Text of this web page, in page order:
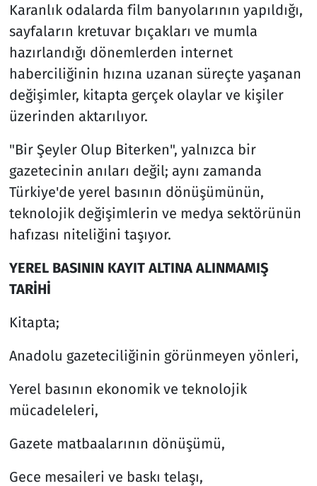
Karanlık odalarda film banyolarının yapıldığı,
sayfaların kretuvar bıçakları ve mumla
hazırlandığı dönemlerden internet
haberciliğinin hızına uzanan süreçte yaşanan
değişimler, kitapta gerçek olaylar ve kişiler
üzerinden aktarılıyor.
"Bir Şeyler Olup Biterken", yalnızca bir
gazetecinin anıları değil; aynı zamanda
Türkiye'de yerel basının dönüşümünün,
teknolojik değişimlerin ve medya sektörünün
hafızası niteliğini taşıyor.
YEREL BASININ KAYIT ALTINA ALINMAMIŞ
TARİHİ
Kitapta;
Anadolu gazeteciliğinin görünmeyen yönleri,
Yerel basının ekonomik ve teknolojik
mücadeleleri,
Gazete matbaalarının dönüşümü,
Gece mesaileri ve baskı telaşı,